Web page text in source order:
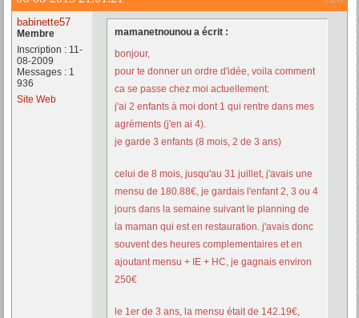
babinette57
Membre
Inscription : 11-
08-2009
Messages : 1
936
Site Web
mamanetnounou a écrit :
bonjour,
pour te donner un ordre d'idée, voila comment
ca se passe chez moi actuellement:
j'ai 2 enfants à moi dont 1 qui rentre dans mes
agréments (j'en ai 4).
je garde 3 enfants (8 mois, 2 de 3 ans)
celui de 8 mois, jusqu'au 31 juillet, j'avais une
mensu de 180.88€, je gardais l'enfant 2, 3 ou 4
jours dans la semaine suivant le planning de
la maman qui est en restauration. j'avais donc
souvent des heures complementaires et en
ajoutant mensu + IE + HC, je gagnais environ
250€
le 1er de 3 ans, la mensu était de 142.19€,